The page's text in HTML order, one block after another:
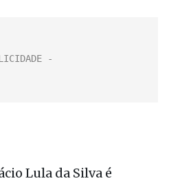
Lula da Silva é